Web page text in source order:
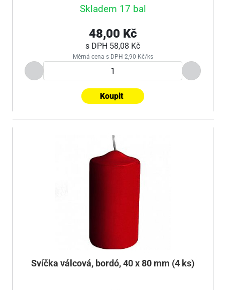
Skladem 17 bal
48,00 Kč
s DPH 58,08 Kč
Měrná cena s DPH 2,90 Kč/ks
Koupit
Svíčka válcová, bordó, 40 x 80 mm (4 ks)